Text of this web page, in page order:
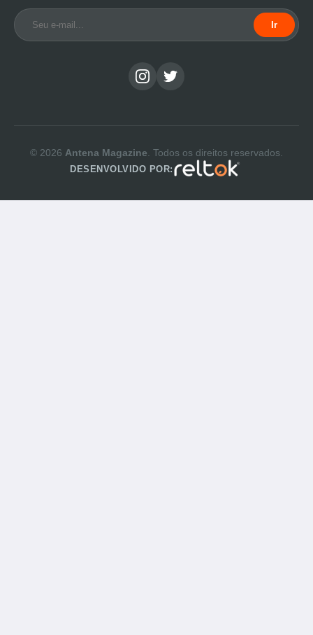
Ir
© 2026 Antena Magazine . Todos os direitos reservados.
DESENVOLVIDO POR: